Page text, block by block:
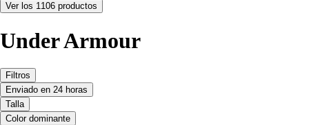
Ver los 1106 productos
Under Armour
Filtros
Enviado en 24 horas
Talla
Color dominante